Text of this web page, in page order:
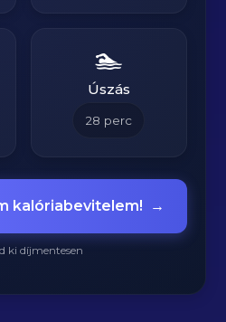
🏊
Úszás
28 perc
kalóriabevitelem! →
ki díjmentesen